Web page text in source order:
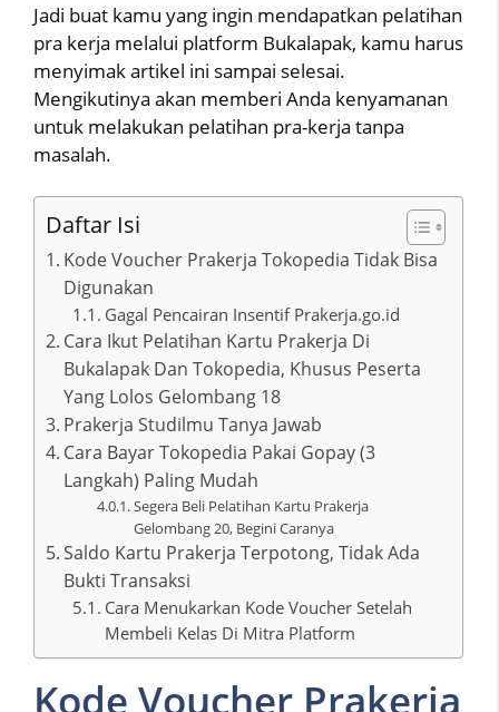
Jadi buat kamu yang ingin mendapatkan pelatihan
pra kerja melalui platform Bukalapak, kamu harus
menyimak artikel ini sampai selesai.
Mengikutinya akan memberi Anda kenyamanan
untuk melakukan pelatihan pra-kerja tanpa
masalah.
Daftar Isi
Kode Voucher Prakerja Tokopedia Tidak Bisa
Digunakan
Gagal Pencairan Insentif Prakerja.go.id
Cara Ikut Pelatihan Kartu Prakerja Di
Bukalapak Dan Tokopedia, Khusus Peserta
Yang Lolos Gelombang 18
Prakerja Studilmu Tanya Jawab
Cara Bayar Tokopedia Pakai Gopay (3
Langkah) Paling Mudah
Segera Beli Pelatihan Kartu Prakerja
Gelombang 20, Begini Caranya
Saldo Kartu Prakerja Terpotong, Tidak Ada
Bukti Transaksi
Cara Menukarkan Kode Voucher Setelah
Membeli Kelas Di Mitra Platform
Kode Voucher Prakerja